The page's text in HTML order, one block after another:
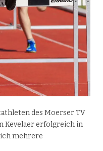
des Moerser TV
Kevelaer erfolgreich in
mehrere